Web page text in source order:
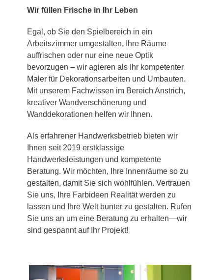
Wir füllen Frische in Ihr Leben
Egal, ob Sie den Spielbereich in ein
Arbeitszimmer umgestalten, Ihre Räume
auffrischen oder nur eine neue Optik
bevorzugen – wir agieren als Ihr kompetenter
Maler für Dekorationsarbeiten und Umbauten.
Mit unserem Fachwissen im Bereich Anstrich,
kreativer Wandverschönerung und
Wanddekorationen helfen wir Ihnen.
Als erfahrener Handwerksbetrieb bieten wir
Ihnen seit 2019 erstklassige
Handwerksleistungen und kompetente
Beratung. Wir möchten, Ihre Innenräume so zu
gestalten, damit Sie sich wohlfühlen. Vertrauen
Sie uns, Ihre Farbideen Realität werden zu
lassen und Ihre Welt bunter zu gestalten. Rufen
Sie uns an um eine Beratung zu erhalten—wir
sind gespannt auf Ihr Projekt!